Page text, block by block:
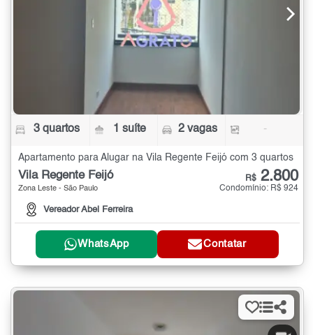
3 quartos 1 suíte 2 vagas -
Apartamento para Alugar na Vila Regente Feijó com 3 quartos
Vila Regente Feijó
Zona Leste - São Paulo
Vereador Abel Ferreira
R$ 2.800
Condomínio: R$ 924
WhatsApp Contatar